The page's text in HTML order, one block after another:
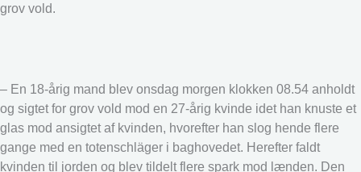
grov vold.
– En 18-årig mand blev onsdag morgen klokken 08.54 anholdt
og sigtet for grov vold mod en 27-årig kvinde idet han knuste et
glas mod ansigtet af kvinden, hvorefter han slog hende flere
gange med en totenschläger i baghovedet. Herefter faldt
kvinden til jorden og blev tildelt flere spark mod lænden. Den